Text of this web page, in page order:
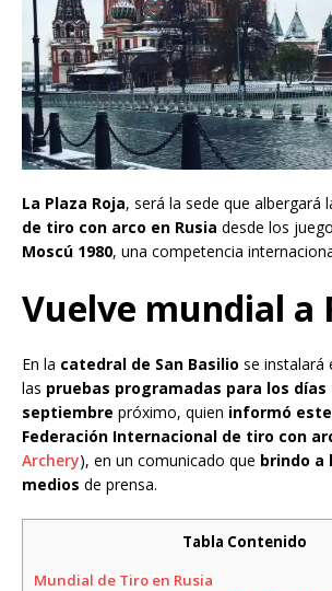
La Plaza Roja, será la sede que albergará
de tiro con arco en Rusia desde los
Moscú 1980, una competencia
Vuelve mundial a
En la catedral de San Basilio se instalará
las pruebas programadas para los días
septiembre próximo, quien informó
Federación Internacional de tiro con
Archery), en un comunicado que brindo a
medios de prensa.
Tabla Contenido
Mundial de Tiro en Rusia